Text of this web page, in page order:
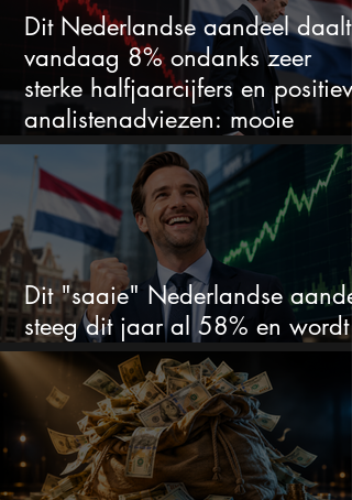
Dit Nederlandse aandeel daalt
vandaag 8% ondanks zeer
sterke halfjaarcijfers en positieve
analistenadviezen: mooie
koopkans?
Dit "saaie" Nederlandse
steeg dit jaar al 58% en wordt
volgens analisten onderschat